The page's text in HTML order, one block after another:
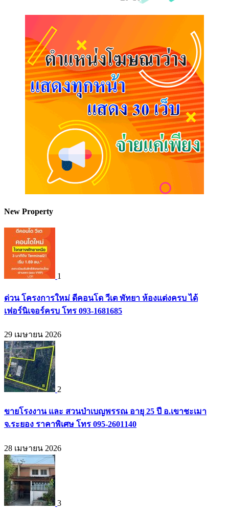
New Property
1
ด่วน โครงการใหม่ ดีคอนโด วีเต พัทยา ห้องแต่งครบ ได้
เฟอร์นิเจอร์ครบ โทร 093-1681685
29 เมษายน 2026
2
ขายโรงงาน และ สวนป่าเบญพรรณ อายุ 25 ปี อ.เขาชะเมา
จ.ระยอง ราคาพิเศษ โทร 095-2601140
28 เมษายน 2026
3